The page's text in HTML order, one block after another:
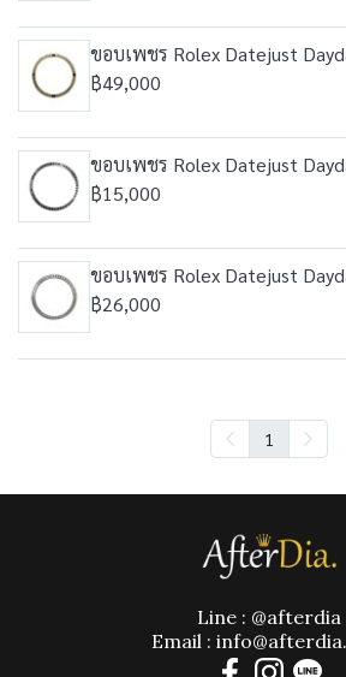
ขอบเพชร Rolex Datejust
฿49,000
ขอบเพชร Rolex Datejust
฿15,000
ขอบเพชร Rolex Datejust
฿26,000
1
Line : @afterdia
Email :